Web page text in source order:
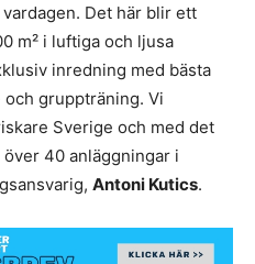
Det här blir ett
m² i luftiga och ljusa
inredning med bästa
gruppträning. Vi
Sverige och med det
40 anläggningar i
Antoni Kutics.